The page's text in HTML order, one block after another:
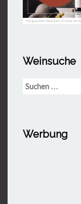
Weinsuche
Suchen
Werbung